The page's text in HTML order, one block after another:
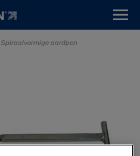
Spiraalvormige aardpen